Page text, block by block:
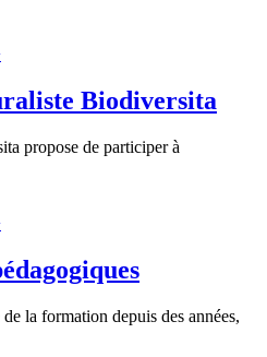
Biodiversita
propose de participer à
la formation depuis des années,